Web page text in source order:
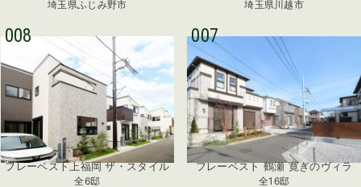
埼玉県ふじみ野市
埼玉県川越市
008
フレーベスト上福岡 ザ・スタイル
全6邸
007
フレーベスト 鶴瀬 寛ぎのヴィラ
全16邸